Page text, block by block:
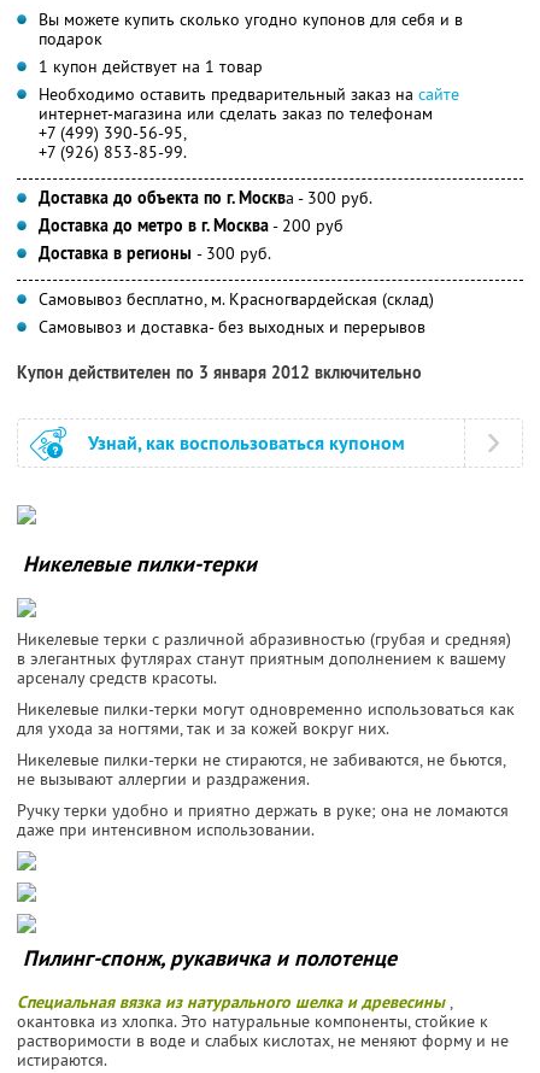
Вы можете купить сколько угодно купонов для себя и в
подарок
1 купон действует на 1 товар
Необходимо оставить предварительный заказ на сайте
интернет-магазина или сделать заказ по телефонам
+7 (499) 390-56-95,
+7 (926) 853-85-99.
Доставка до объекта по г. Москва - 300 руб.
Доставка до метро в г. Москва- 200 руб
Доставка в регионы - 300 руб.
Самовывоз бесплатно, м. Красногвардейская (склад)
Самовывоз и доставка- без выходных и перерывов
Купон действителен по 3 января 2012 включительно
Узнай, как воспользоваться купоном
Никелевые пилки-терки
Никелевые терки с различной абразивностью (грубая и средняя)
в элегантных футлярах станут приятным дополнением к вашему
арсеналу средств красоты.
Никелевые пилки-терки могут одновременно использоваться как
для ухода за ногтями, так и за кожей вокруг них.
Никелевые пилки-терки не стираются, не забиваются, не бьются,
не вызывают аллергии и раздражения.
Ручку терки удобно и приятно держать в руке; она не ломаются
даже при интенсивном использовании.
Пилинг-спонж, рукавичка и полотенце
Специальная вязка из натурального шелка и древесины ,
окантовка из хлопка. Это натуральные компоненты, стойкие к
растворимости в воде и слабых кислотах, не меняют форму и не
истираются.